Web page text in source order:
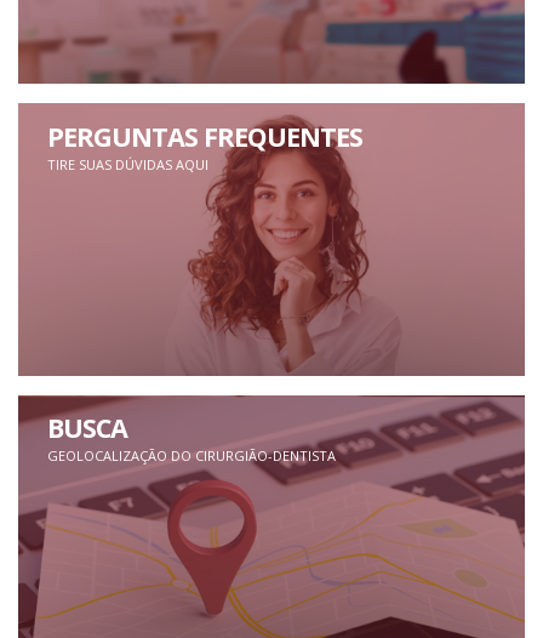
PERGUNTAS FREQUENTES
TIRE SUAS DÚVIDAS AQUI
BUSCA
GEOLOCALIZAÇÃO DO CIRURGIÃO-DENTISTA